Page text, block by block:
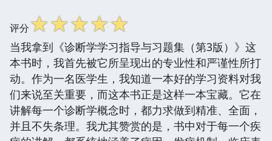
评分☆☆☆☆☆
当我拿到《诊断学学习指导与习题集（第3版）》这
本书时，我首先被它所呈现出的专业性和严谨性所打
动。作为一名医学生，我知道一本好的学习资料对我
们来说至关重要，而这本书正是这样一本宝藏。它在
讲解每一个诊断学概念时，都力求做到精准、全面，
并且不失条理。我尤其赞赏的是，书中对于每一个疾